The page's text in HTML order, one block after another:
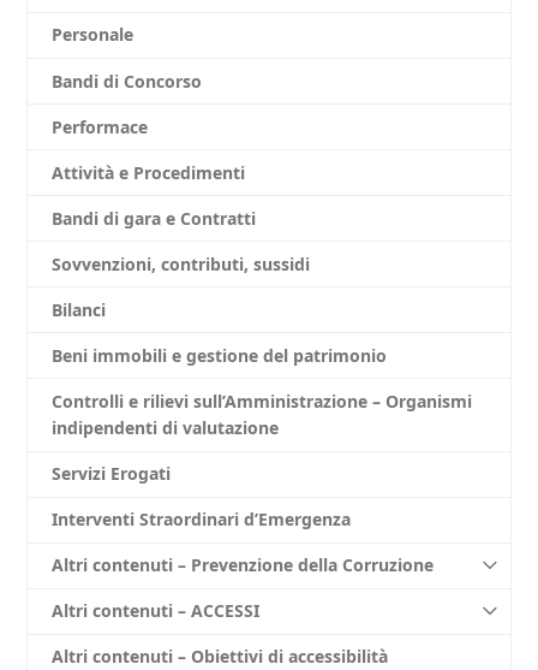
Personale
Bandi di Concorso
Performace
Attività e Procedimenti
Bandi di gara e Contratti
Sovvenzioni, contributi, sussidi
Bilanci
Beni immobili e gestione del patrimonio
Controlli e rilievi sull’Amministrazione – Organismi
indipendenti di valutazione
Servizi Erogati
Interventi Straordinari d’Emergenza
Altri contenuti – Prevenzione della Corruzione
Altri contenuti – ACCESSI
Altri contenuti – Obiettivi di accessibilità